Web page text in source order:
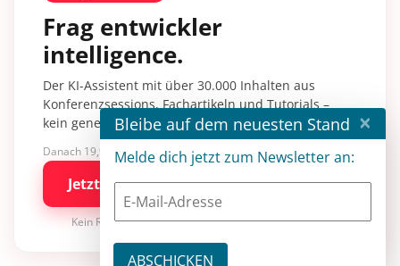
Frag entwickler
intelligence.
Der KI-Assistent mit über 30.000 Inhalten aus
Konferenzsessions, Fachartikeln und Tutorials –
kein generisches KI-Wissen.
Danach 19,90 €/Monat mit entwickler.de BASIC
Jetzt kostenlos testen
Kein Risiko · jederzeit kündbar
Bleibe auf dem neuesten Stand ×
Melde dich jetzt zum Newsletter an: